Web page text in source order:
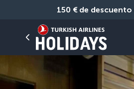
150 € de descuento